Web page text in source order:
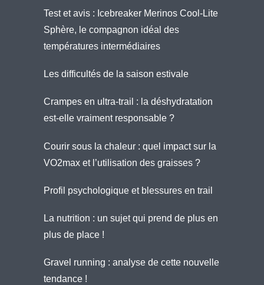
Test et avis : Icebreaker Merinos Cool-Lite
Sphère, le compagnon idéal des
températures intermédiaires
Les difficultés de la saison estivale
Crampes en ultra-trail : la déshydratation
est-elle vraiment responsable ?
Courir sous la chaleur : quel impact sur la
VO2max et l’utilisation des graisses ?
Profil psychologique et blessures en trail
La nutrition : un sujet qui prend de plus en
plus de place !
Gravel running : analyse de cette nouvelle
tendance !